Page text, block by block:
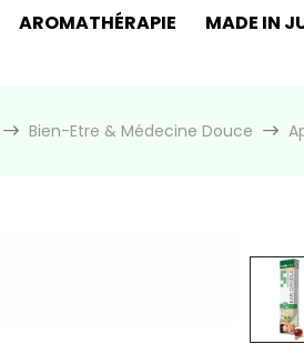
AROMATHÉRAPIE MADE IN
Bien-Etre & Médecine Douce